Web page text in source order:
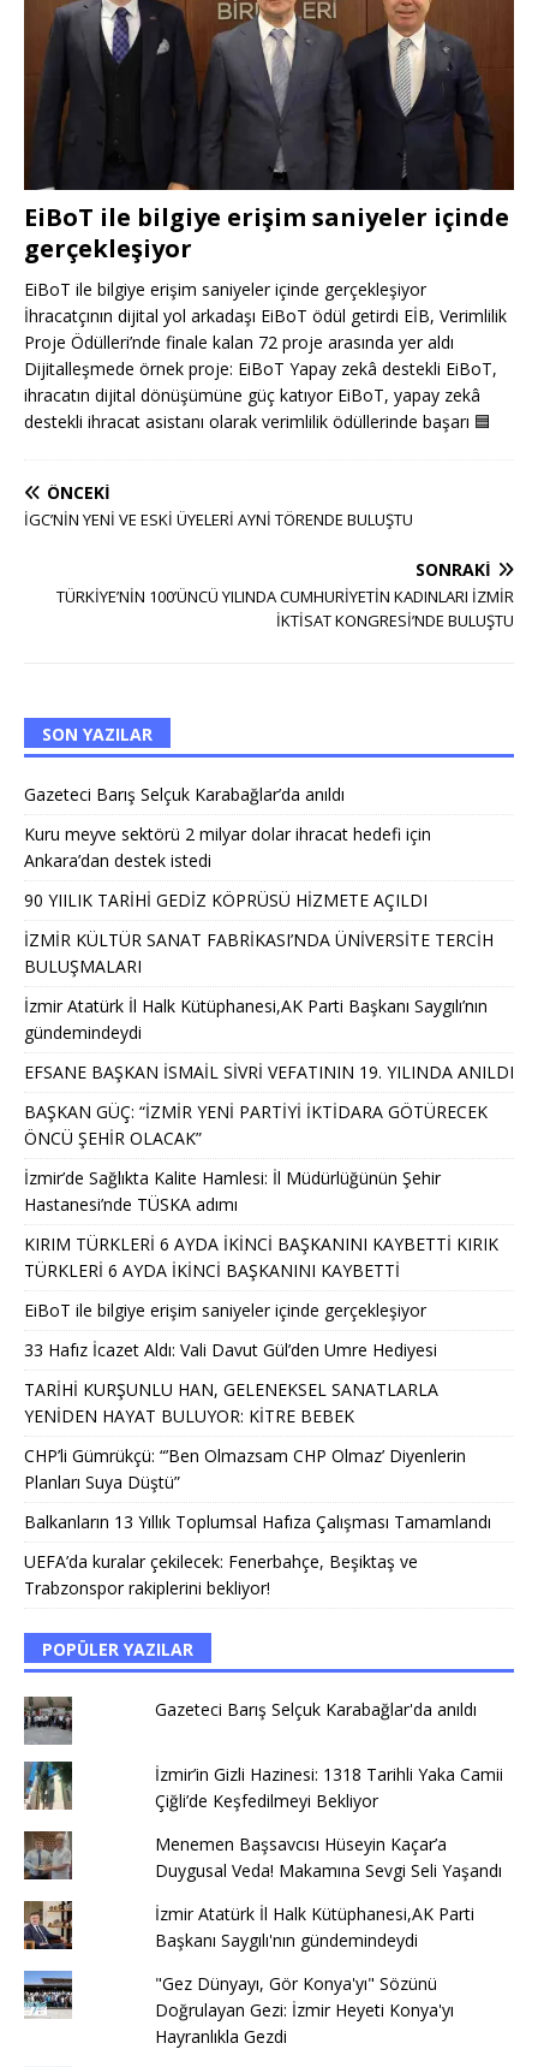
EiBoT ile bilgiye erişim saniyeler içinde
gerçekleşiyor
EiBoT ile bilgiye erişim saniyeler içinde gerçekleşiyor
İhracatçının dijital yol arkadaşı EiBoT ödül getirdi EİB, Verimlilik
Proje Ödülleri’nde finale kalan 72 proje arasında yer aldı
Dijitalleşmede örnek proje: EiBoT Yapay zekâ destekli EiBoT,
ihracatın dijital dönüşümüne güç katıyor EiBoT, yapay zekâ
destekli ihracat asistanı olarak verimlilik ödüllerinde başarı 🟦
ÖNCEKI
İGC’NİN YENİ VE ESKİ ÜYELERİ AYNİ TÖRENDE BULUŞTU
SONRAKI
TÜRKİYE’NİN 100’ÜNCÜ YILINDA CUMHURİYETİN KADINLARI İZMİR
İKTİSAT KONGRESİ’NDE BULUŞTU
SON YAZILAR
Gazeteci Barış Selçuk Karabağlar’da anıldı
Kuru meyve sektörü 2 milyar dolar ihracat hedefi için
Ankara’dan destek istedi
90 YIILIK TARİHİ GEDİZ KÖPRÜSÜ HİZMETE AÇILDI
İZMİR KÜLTÜR SANAT FABRİKASI’NDA ÜNİVERSİTE TERCİH
BULUŞMALARI
İzmir Atatürk İl Halk Kütüphanesi,AK Parti Başkanı Saygılı’nın
gündemindeydi
EFSANE BAŞKAN İSMAİL SİVRİ VEFATININ 19. YILINDA ANILDI
BAŞKAN GÜÇ: “İZMİR YENİ PARTİYİ İKTİDARA GÖTÜRECEK
ÖNCÜ ŞEHİR OLACAK”
İzmir’de Sağlıkta Kalite Hamlesi: İl Müdürlüğünün Şehir
Hastanesi’nde TÜSKA adımı
KIRIM TÜRKLERİ 6 AYDA İKİNCİ BAŞKANINI KAYBETTİ KIRIK
TÜRKLERİ 6 AYDA İKİNCİ BAŞKANINI KAYBETTİ
EiBoT ile bilgiye erişim saniyeler içinde gerçekleşiyor
33 Hafız İcazet Aldı: Vali Davut Gül’den Umre Hediyesi
TARİHİ KURŞUNLU HAN, GELENEKSEL SANATLARLA
YENİDEN HAYAT BULUYOR: KİTRE BEBEK
CHP’li Gümrükçü: “’Ben Olmazsam CHP Olmaz’ Diyenlerin
Planları Suya Düştü”
Balkanların 13 Yıllık Toplumsal Hafıza Çalışması Tamamlandı
UEFA’da kuralar çekilecek: Fenerbahçe, Beşiktaş ve
Trabzonspor rakiplerini bekliyor!
POPÜLER YAZILAR
Gazeteci Barış Selçuk Karabağlar'da anıldı
İzmir’in Gizli Hazinesi: 1318 Tarihli Yaka Camii
Çiğli’de Keşfedilmeyi Bekliyor
Menemen Başsavcısı Hüseyin Kaçar’a
Duygusal Veda! Makamına Sevgi Seli Yaşandı
İzmir Atatürk İl Halk Kütüphanesi,AK Parti
Başkanı Saygılı'nın gündemindeydi
"Gez Dünyayı, Gör Konya'yı" Sözünü
Doğrulayan Gezi: İzmir Heyeti Konya'yı
Hayranlıkla Gezdi